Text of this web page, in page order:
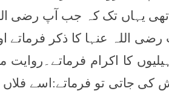
یہاں تک کہ جب آپ رضی
اللہ عنہا کا ذکر فرماتے
کا اکرام
کی جاتی تو فرماتے:اسے